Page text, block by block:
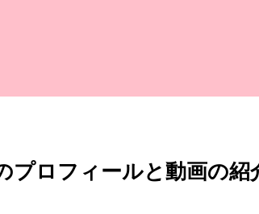
プロフィールと動画の紹